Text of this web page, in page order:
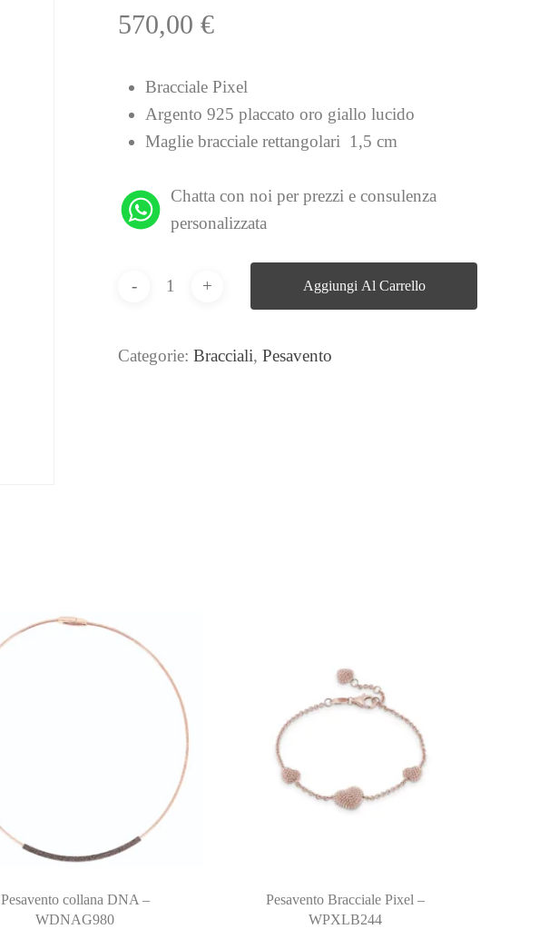
570,00€
Bracciale Pixel
Argento 925 placcato oro giallo lucido
Maglie bracciale rettangolari 1,5 cm
Chatta con noi per prezzi e consulenza
personalizzata
Aggiungi Al Carrello
Categorie:Bracciali,Pesavento
Pesavento collana DNA –
WDNAG980
Pesavento Bracciale Pixel –
WPXLB244